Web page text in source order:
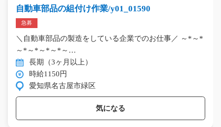
自動車部品の組付け作業/y01_01590
急募
＼自動車部品の製造をしている企業でのお仕事／ ～*～*
～*～*～*～*～…
長期（3ヶ月以上）
時給1150円
愛知県名古屋市緑区
気になる